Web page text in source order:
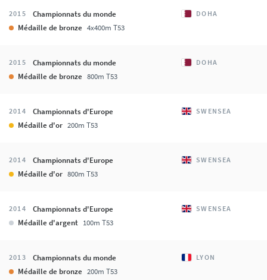
2015 Championnats du monde DOHA
Médaille de bronze 4x400m T53
2015 Championnats du monde DOHA
Médaille de bronze 800m T53
2014 Championnats d'Europe SWENSEA
Médaille d'or 200m T53
2014 Championnats d'Europe SWENSEA
Médaille d'or 800m T53
2014 Championnats d'Europe SWENSEA
Médaille d'argent 100m T53
2013 Championnats du monde LYON
Médaille de bronze 200m T53